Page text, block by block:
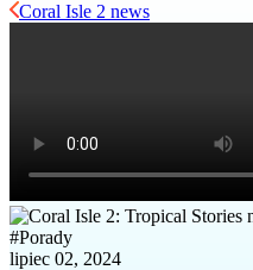
Coral Isle 2 news
#Porady
lipiec 02, 2024